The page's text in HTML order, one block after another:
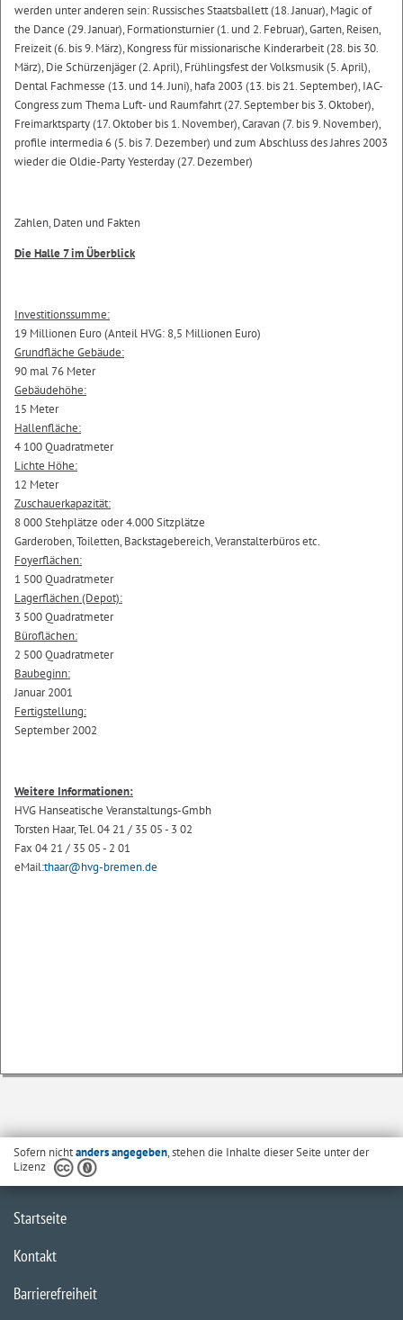
werden unter anderen sein: Russisches Staatsballett (18. Januar), Magic of
the Dance (29. Januar), Formationsturnier (1. und 2. Februar), Garten, Reisen,
Freizeit (6. bis 9. März), Kongress für missionarische Kinderarbeit (28. bis 30.
März), Die Schürzenjäger (2. April), Frühlingsfest der Volksmusik (5. April),
Dental Fachmesse (13. und 14. Juni), hafa 2003 (13. bis 21. September), IAC-
Congress zum Thema Luft- und Raumfahrt (27. September bis 3. Oktober),
Freimarktsparty (17. Oktober bis 1. November), Caravan (7. bis 9. November),
profile intermedia 6 (5. bis 7. Dezember) und zum Abschluss des Jahres 2003
wieder die Oldie-Party Yesterday (27. Dezember)
Zahlen, Daten und Fakten
Die Halle 7 im Überblick
Investitionssumme:
19 Millionen Euro (Anteil HVG: 8,5 Millionen Euro)
Grundfläche Gebäude:
90 mal 76 Meter
Gebäudehöhe:
15 Meter
Hallenfläche:
4 100 Quadratmeter
Lichte Höhe:
12 Meter
Zuschauerkapazität:
8 000 Stehplätze oder 4.000 Sitzplätze
Garderoben, Toiletten, Backstagebereich, Veranstalterbüros etc.
Foyerflächen:
1 500 Quadratmeter
Lagerflächen (Depot):
3 500 Quadratmeter
Büroflächen:
2 500 Quadratmeter
Baubeginn:
Januar 2001
Fertigstellung:
September 2002
Weitere Informationen:
HVG Hanseatische Veranstaltungs-Gmbh
Torsten Haar, Tel. 04 21 / 35 05 - 3 02
Fax 04 21 / 35 05 - 2 01
eMail:thaar@hvg-bremen.de
Sofern nichtanders angegeben, stehen die Inhalte dieser Seite unter der
Lizenz
Startseite
Kontakt
Barrierefreiheit